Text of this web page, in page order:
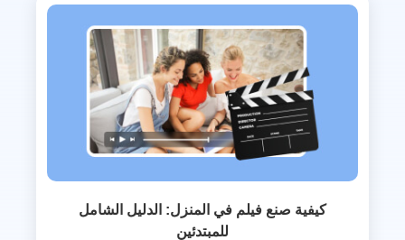
كيفية صنع فيلم في المنزل: الدليل الشامل
للمبتدئين